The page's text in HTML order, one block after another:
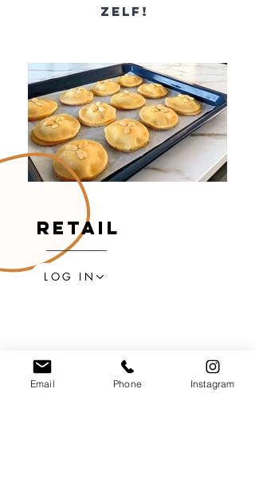
zelf !
LOG IN
retail
Email Phone Instagram